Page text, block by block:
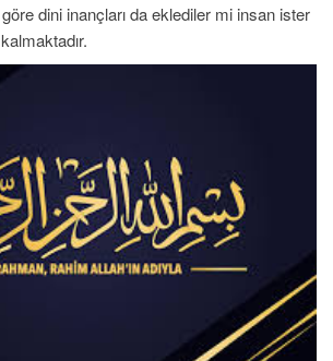
dini inançları da eklediler mi insan ister